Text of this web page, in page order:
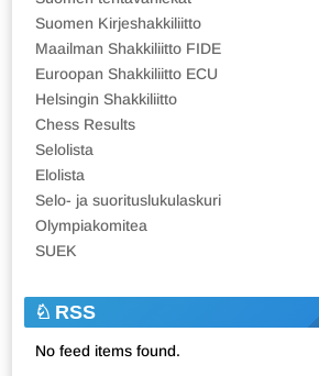
Suomen Kirjeshakkiliitto
Maailman Shakkiliitto FIDE
Euroopan Shakkiliitto ECU
Helsingin Shakkiliitto
Chess Results
Selolista
Elolista
Selo- ja suorituslukulaskuri
Olympiakomitea
SUEK
RSS
No feed items found.